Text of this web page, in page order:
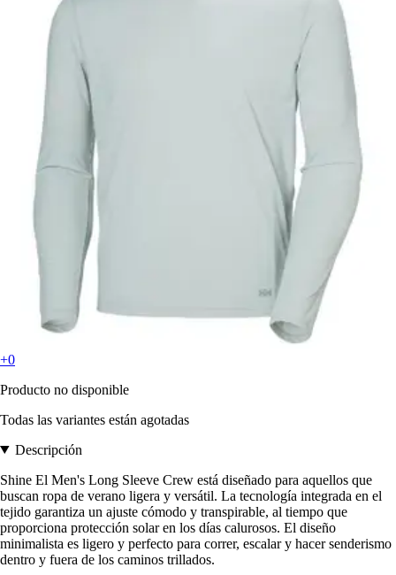
+0
Producto no disponible
Todas las variantes están agotadas
Descripción
Shine El Men's Long Sleeve Crew está diseñado para aquellos que
buscan ropa de verano ligera y versátil. La tecnología integrada en el
tejido garantiza un ajuste cómodo y transpirable, al tiempo que
proporciona protección solar en los días calurosos. El diseño
minimalista es ligero y perfecto para correr, escalar y hacer senderismo
dentro y fuera de los caminos trillados.